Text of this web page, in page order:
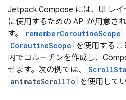
Jetpack Compose には、UI レ
に使用するための API が用意さ
す。
rememberCoroutineScope
CoroutineScope を使用するこ
内でコルーチンを作成し、
せます。次の例では、
animateScrollTo を使用してい